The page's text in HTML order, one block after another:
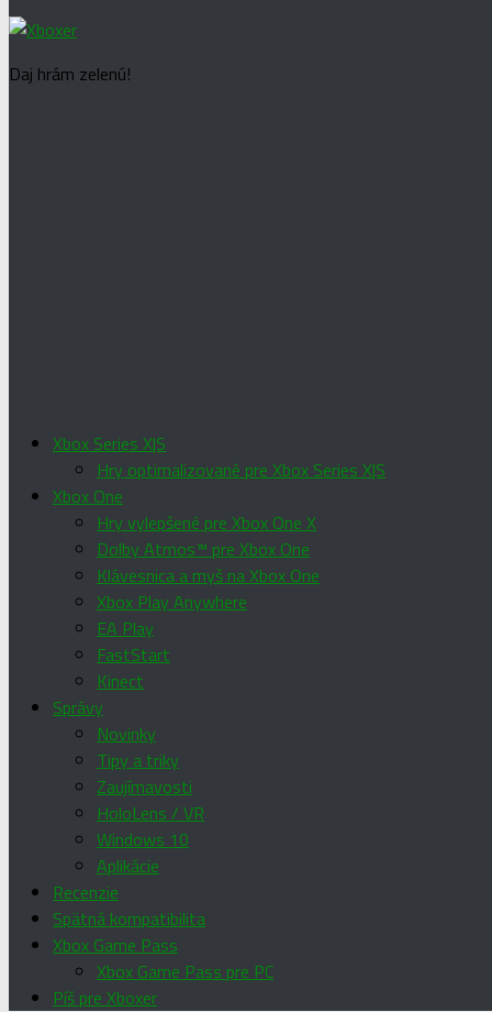
Daj hrám zelenú!
Xbox Series X|S
Hry optimalizované pre Xbox Series X|S
Xbox One
Hry vylepšené pre Xbox One X
Dolby Atmos™ pre Xbox One
Klávesnica a myš na Xbox One
Xbox Play Anywhere
EA Play
FastStart
Kinect
Správy
Novinky
Tipy a triky
Zaujímavosti
HoloLens / VR
Windows 10
Aplikácie
Recenzie
Spätná kompatibilita
Xbox Game Pass
Xbox Game Pass pre PC
Píš pre Xboxer